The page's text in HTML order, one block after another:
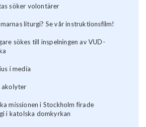
söker volontärer
liturgi? Se vår instruktionsfilm!
sökes till inspelningen av VUD-
i media
akolyter
missionen i Stockholm firade
i katolska domkyrkan